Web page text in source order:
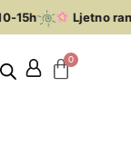
15h Ljetno